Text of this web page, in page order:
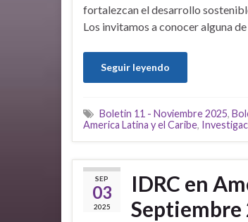
fortalezcan el desarrollo
Los invitamos a conocer alguna
Seguir leyendo
Boletin 11 - Noviembre 2025,
America Latina y el Caribe,
SEP
03
2025
IDRC en
Septiembre